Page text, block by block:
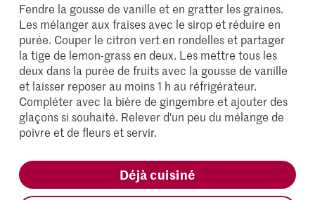
Fendre la gousse de vanille et en gratter les graines.
Les mélanger aux fraises avec le sirop et réduire en
purée. Couper le citron vert en rondelles et partager
la tige de lemon-grass en deux. Les mettre tous les
deux dans la purée de fruits avec la gousse de vanille
et laisser reposer au moins 1 h au réfrigérateur.
Compléter avec la bière de gingembre et ajouter des
glaçons si souhaité. Relever d'un peu du mélange de
poivre et de fleurs et servir.
Déjà cuisiné